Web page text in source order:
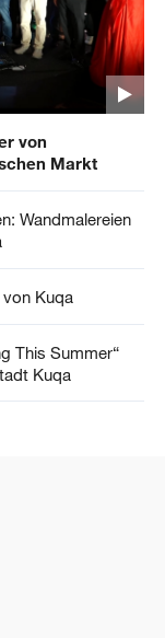
von
Markt
Wandmalereien
von Kuqa
This Summer“
Kuqa